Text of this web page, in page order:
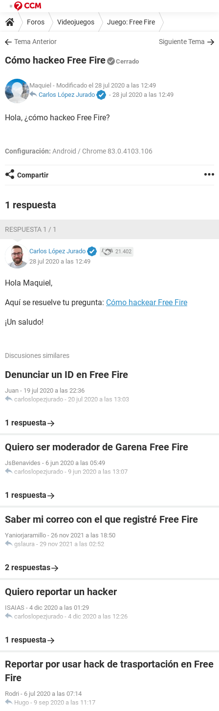
Foros Videojuegos Juego: Free Fire
Tema Anterior Siguiente Tema
Cómo hackeo Free Fire Cerrado
Maquiel - Modificado el 28 jul 2020 a las 12:49
Carlos López Jurado
- 28 jul 2020 a las 12:49
Hola, ¿cómo hackeo Free Fire?
Configuración: Android / Chrome 83.0.4103.106
Compartir
1 respuesta
RESPUESTA 1 / 1
Carlos López Jurado 21.402
28 jul 2020 a las 12:49
Hola Maquiel,
Aquí se resuelve tu pregunta: Cómo hackear Free Fire
¡Un saludo!
Discusiones similares
Denunciar un ID en Free Fire
Juan - 19 jul 2020 a las 22:36
carloslopezjurado - 20 jul 2020 a las 13:03
1 respuesta
Quiero ser moderador de Garena Free Fire
JsBenavides - 6 jun 2020 a las 05:49
carloslopezjurado - 9 jun 2020 a las 13:07
1 respuesta
Saber mi correo con el que registré Free Fire
Yaniorjaramillo - 26 nov 2021 a las 18:50
gslaura - 29 nov 2021 a las 02:52
2 respuestas
Quiero reportar un hacker
ISAIAS - 4 dic 2020 a las 01:29
carloslopezjurado - 4 dic 2020 a las 12:26
1 respuesta
Reportar por usar hack de trasportación en Free
Fire
Rodri - 6 jul 2020 a las 07:14
Hugo - 9 sep 2020 a las 11:17